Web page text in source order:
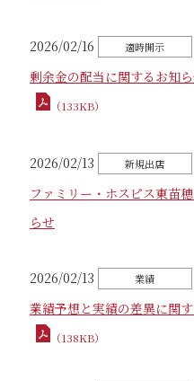
2026/02/16
剰余金の配当に関するお知
（133KB）
2026/02/13
ファミリー・ホスピス東苗
らせ
2026/02/13
業績予想と実績の差異に関
（138KB）